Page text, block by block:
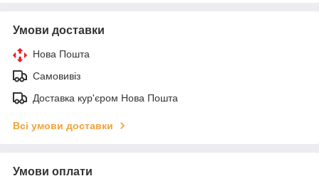
Умови доставки
Нова Пошта
Самовивіз
Доставка кур'єром Нова Пошта
Всі умови доставки
Умови оплати